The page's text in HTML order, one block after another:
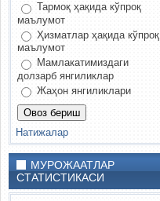
Тармоқ ҳақида кўпроқ
маълумот
Ҳизматлар ҳақида кўпроқ
маълумот
Мамлакатимиздаги
долзарб янгиликлар
Жаҳон янгиликлари
Натижалар
МУРОЖААТЛАР
СТАТИСТИКАСИ